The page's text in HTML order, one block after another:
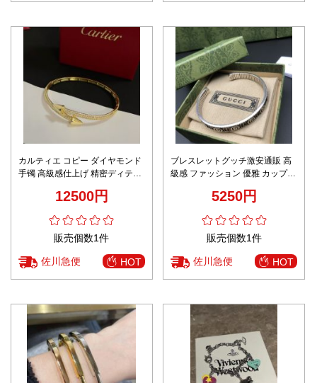
カルティエ コピー ダイヤモンド
手镯 高級感仕上げ 精密ディテー
12500円
販売個数1件
佐川急便 HOT
ブレスレットグッチ激安通販 高
級感 ファッション 優雅 カップル
5250円
販売個数1件
佐川急便 HOT